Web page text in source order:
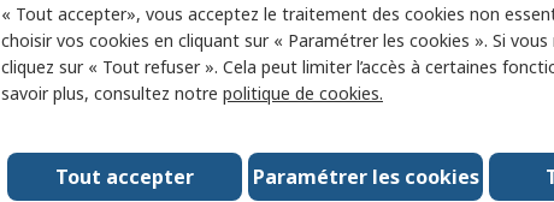
En stock
mm ID
N° de stock RS 270-013
Drive 60 mm ID
N° de stock RS
525-
« Tout accepter», vous acceptez le traitement des cookies non
choisir vos cookies en cliquant sur « Paramétrer les cookies ». Si
cliquez sur « Tout refuser ». Cela peut limiter l’accès à certaines
savoir plus, consultez notre politique de cookies.
Tout accepter Paramétrer les cookies